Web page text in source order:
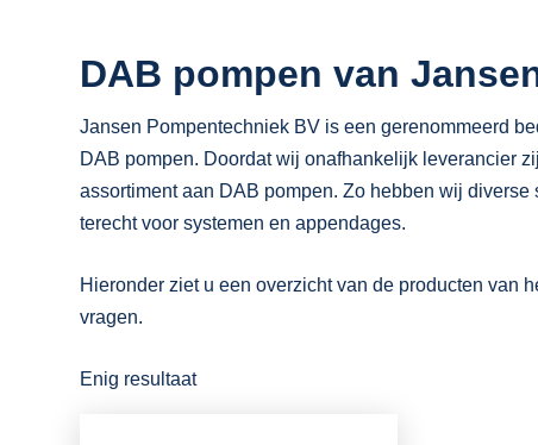
DAB pompen van
Jansen Pompentechniek BV is een gerenommeerd
DAB pompen. Doordat wij onafhankelijk leverancier
assortiment aan DAB pompen. Zo hebben wij
terecht voor systemen en appendages.
Hieronder ziet u een overzicht van de producten van
vragen.
Enig resultaat